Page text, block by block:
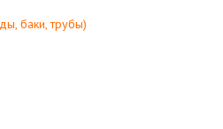
баки, трубы)